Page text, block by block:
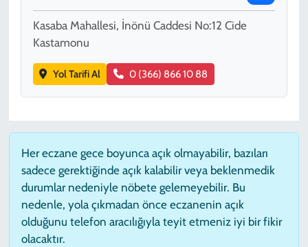
Kasaba Mahallesi, İnönü Caddesi No:12 Cide
Kastamonu
Yol Tarifi Al 0 (366) 866 10 88
Her eczane gece boyunca açık olmayabilir, bazıları
sadece gerektiğinde açık kalabilir veya beklenmedik
durumlar nedeniyle nöbete gelemeyebilir. Bu
nedenle, yola çıkmadan önce eczanenin açık
olduğunu telefon aracılığıyla teyit etmeniz iyi bir fikir
olacaktır.